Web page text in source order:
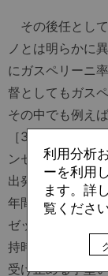
その後任とし
ノとは明らかに
にガスペリーニ
督としてもガス
その中でも例え
［3-4-3］原理
ンセプトに基盤
出発点にして戦
年間率いたモン
ゼッションを確
持時にはアグレ
受け止める手堅
利用分析
ーを利用
ます。詳
覧ください